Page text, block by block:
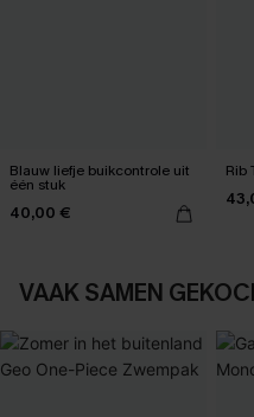
Blauw liefje buikcontrole uit
één stuk
40,00 €
Rib
VAAK SAMEN